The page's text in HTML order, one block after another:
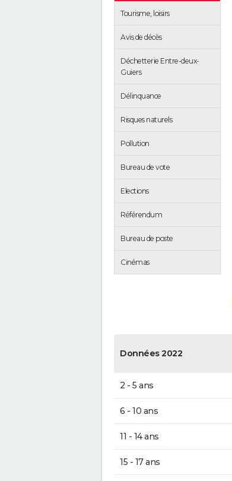
Tourisme, loisirs
Avis de décès
Déchetterie Entre-deux-
Guiers
Délinquance
Risques naturels
Pollution
Bureau de vote
Elections
Référendum
Bureau de poste
Cinémas
Données 2022
2 - 5 ans
6 - 10 ans
11 - 14 ans
15 - 17 ans